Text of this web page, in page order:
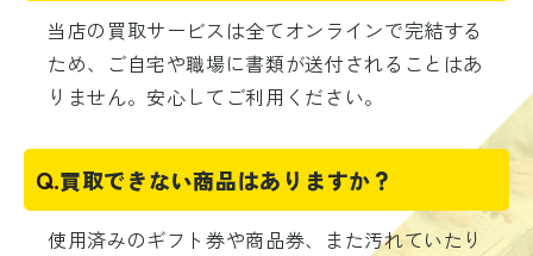
当店の買取サービスは全てオンラインで完結する
ため、ご自宅や職場に書類が送付されることはあ
りません。安心してご利用ください。
Q.買取できない商品はありますか？
使用済みのギフト券や商品券、また汚れていたり